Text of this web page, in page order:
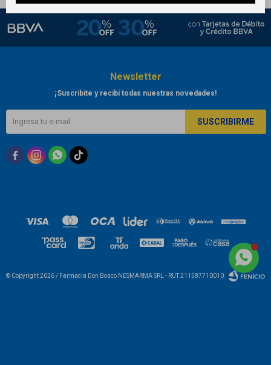
Newsletter
¡Suscribite y recibí todas nuestras novedades!
SUSCRIBIRME
  
© Copyright 2026 / Farmacia Don Bosco NESMARMA SRL - RUT 211587710010